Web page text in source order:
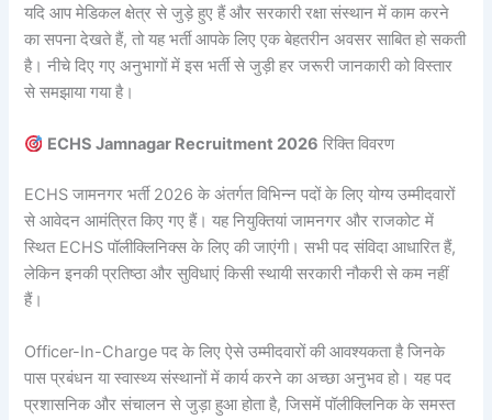
यदि आप मेडिकल क्षेत्र से जुड़े हुए हैं और सरकारी रक्षा संस्थान में काम करने
का सपना देखते हैं, तो यह भर्ती आपके लिए एक बेहतरीन अवसर साबित हो सकती
है। नीचे दिए गए अनुभागों में इस भर्ती से जुड़ी हर जरूरी जानकारी को विस्तार
से समझाया गया है।
ECHS Jamnagar Recruitment 2026 रिक्ति विवरण
ECHS जामनगर भर्ती 2026 के अंतर्गत विभिन्न पदों के लिए योग्य उम्मीदवारों
से आवेदन आमंत्रित किए गए हैं। यह नियुक्तियां जामनगर और राजकोट में
स्थित ECHS पॉलीक्लिनिक्स के लिए की जाएंगी। सभी पद संविदा आधारित हैं,
लेकिन इनकी प्रतिष्ठा और सुविधाएं किसी स्थायी सरकारी नौकरी से कम नहीं
हैं।
Officer-In-Charge पद के लिए ऐसे उम्मीदवारों की आवश्यकता है जिनके
पास प्रबंधन या स्वास्थ्य संस्थानों में कार्य करने का अच्छा अनुभव हो। यह पद
प्रशासनिक और संचालन से जुड़ा हुआ होता है, जिसमें पॉलीक्लिनिक के समस्त